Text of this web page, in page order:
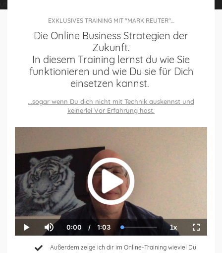
EXKLUSIVES TRAINING MIT "MARK REUTER"…
Die Online Business Strategien der
Zukunft.
In diesem Training lernst du wie Sie
funktionieren und wie Du sie für Dich
einsetzen kannst.
...sogar wenn Du dich nicht mit Technik auskennst und
keinerlei Vor Erfahrung hast.
Play Mute
Current
Time
0:00 / Duration
1:03 Loaded:
0.00%
1xPlayback
Rate
Außerdem zeige ich dir im Online-Training wieviel Du